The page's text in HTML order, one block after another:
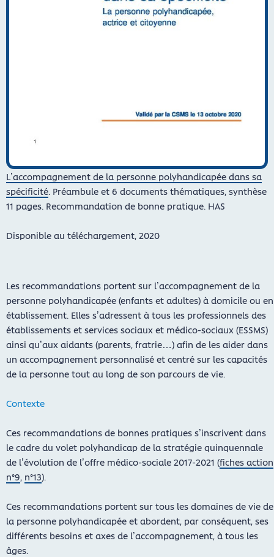
L’accompagnement de la personne polyhandicapée dans sa
spécificité. Préambule et 6 documents thématiques, synthèse
11 pages. Recommandation de bonne pratique. HAS
Disponible au téléchargement, 2020
Les recommandations portent sur l’accompagnement de la
personne polyhandicapée (enfants et adultes) à domicile ou en
établissement. Elles s’adressent à tous les professionnels des
établissements et services sociaux et médico-sociaux (ESSMS)
ainsi qu’aux aidants (parents, fratrie…) afin de les aider dans
un accompagnement personnalisé et centré sur les capacités
de la personne tout au long de son parcours de vie.
Contexte
Ces recommandations de bonnes pratiques s’inscrivent dans
le cadre du volet polyhandicap de la stratégie quinquennale
de l’évolution de l’offre médico-sociale 2017-2021 (fiches action
n°9, n°13).
Ces recommandations portent sur tous les domaines de vie de
la personne polyhandicapée et abordent, par conséquent, ses
différents besoins et axes de l’accompagnement, à tous les
âges.